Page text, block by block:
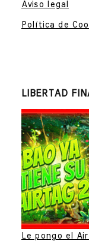
Aviso legal
Política de
LIBERTAD
Le pongo el